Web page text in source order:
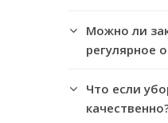
Можно ли
регулярное
Что если